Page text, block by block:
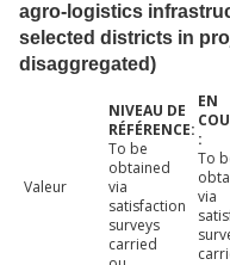
agro-logistics
selected districts in
disaggregated)
Valeur
To be
obtained
via
satisfaction
surveys
carried
To
via